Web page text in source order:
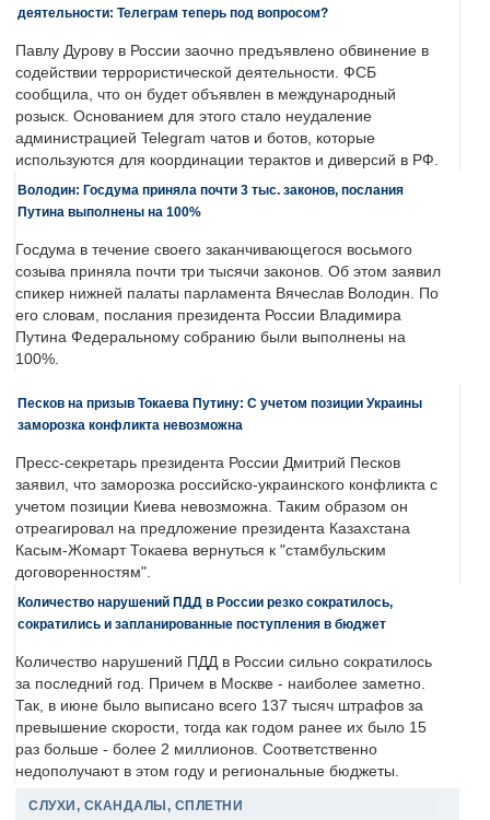
деятельности: Телеграм теперь под вопросом?
Павлу Дурову в России заочно предъявлено обвинение в
содействии террористической деятельности. ФСБ
сообщила, что он будет объявлен в международный
розыск. Основанием для этого стало неудаление
администрацией Telegram чатов и ботов, которые
используются для координации терактов и диверсий в РФ.
Володин: Госдума приняла почти 3 тыс. законов, послания
Путина выполнены на 100%
Госдума в течение своего заканчивающегося восьмого
созыва приняла почти три тысячи законов. Об этом заявил
спикер нижней палаты парламента Вячеслав Володин. По
его словам, послания президента России Владимира
Путина Федеральному собранию были выполнены на
100%.
Песков на призыв Токаева Путину: С учетом позиции Украины
заморозка конфликта невозможна
Пресс-секретарь президента России Дмитрий Песков
заявил, что заморозка российско-украинского конфликта с
учетом позиции Киева невозможна. Таким образом он
отреагировал на предложение президента Казахстана
Касым-Жомарт Токаева вернуться к "стамбульским
договоренностям".
Количество нарушений ПДД в России резко сократилось,
сократились и запланированные поступления в бюджет
Количество нарушений ПДД в России сильно сократилось
за последний год. Причем в Москве - наиболее заметно.
Так, в июне было выписано всего 137 тысяч штрафов за
превышение скорости, тогда как годом ранее их было 15
раз больше - более 2 миллионов. Соответственно
недополучают в этом году и региональные бюджеты.
СЛУХИ, СКАНДАЛЫ, СПЛЕТНИ